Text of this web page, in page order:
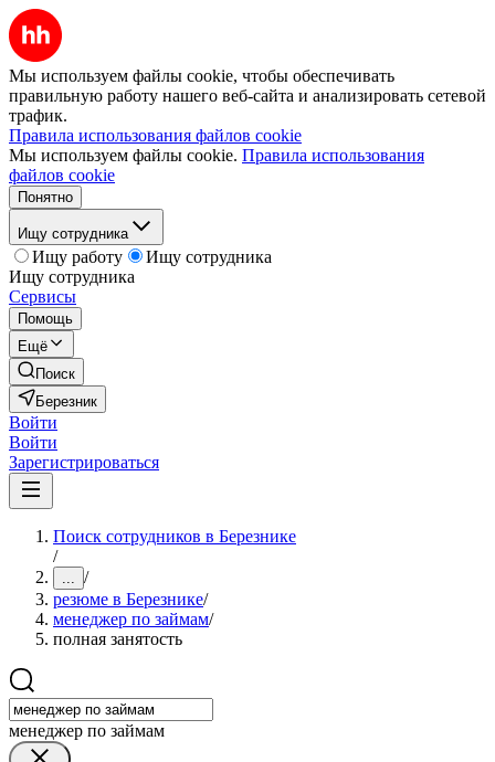
Мы используем файлы cookie, чтобы обеспечивать
правильную работу нашего веб-сайта и анализировать сетевой
трафик.
Правила использования файлов cookie
Мы используем файлы cookie. Правила использования
файлов cookie
Понятно
Ищу сотрудника
Ищу работу
Ищу сотрудника
Ищу сотрудника
Сервисы
Помощь
Ещё
Поиск
Березник
Войти
Войти
Зарегистрироваться
Поиск сотрудников в Березнике
/
... /
резюме в Березнике/
менеджер по займам/
полная занятость
менеджер по займам